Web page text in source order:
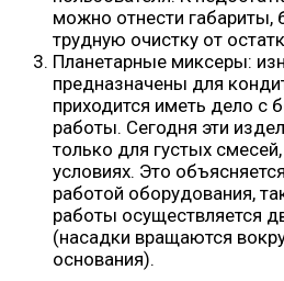
можно отнести габариты,
трудную очистку от
Планетарные миксеры:
предназначены для
приходится иметь дело
работы. Сегодня эти
только для густых
условиях. Это
работой оборудования,
работы осуществляется
(насадки вращаются
основания).